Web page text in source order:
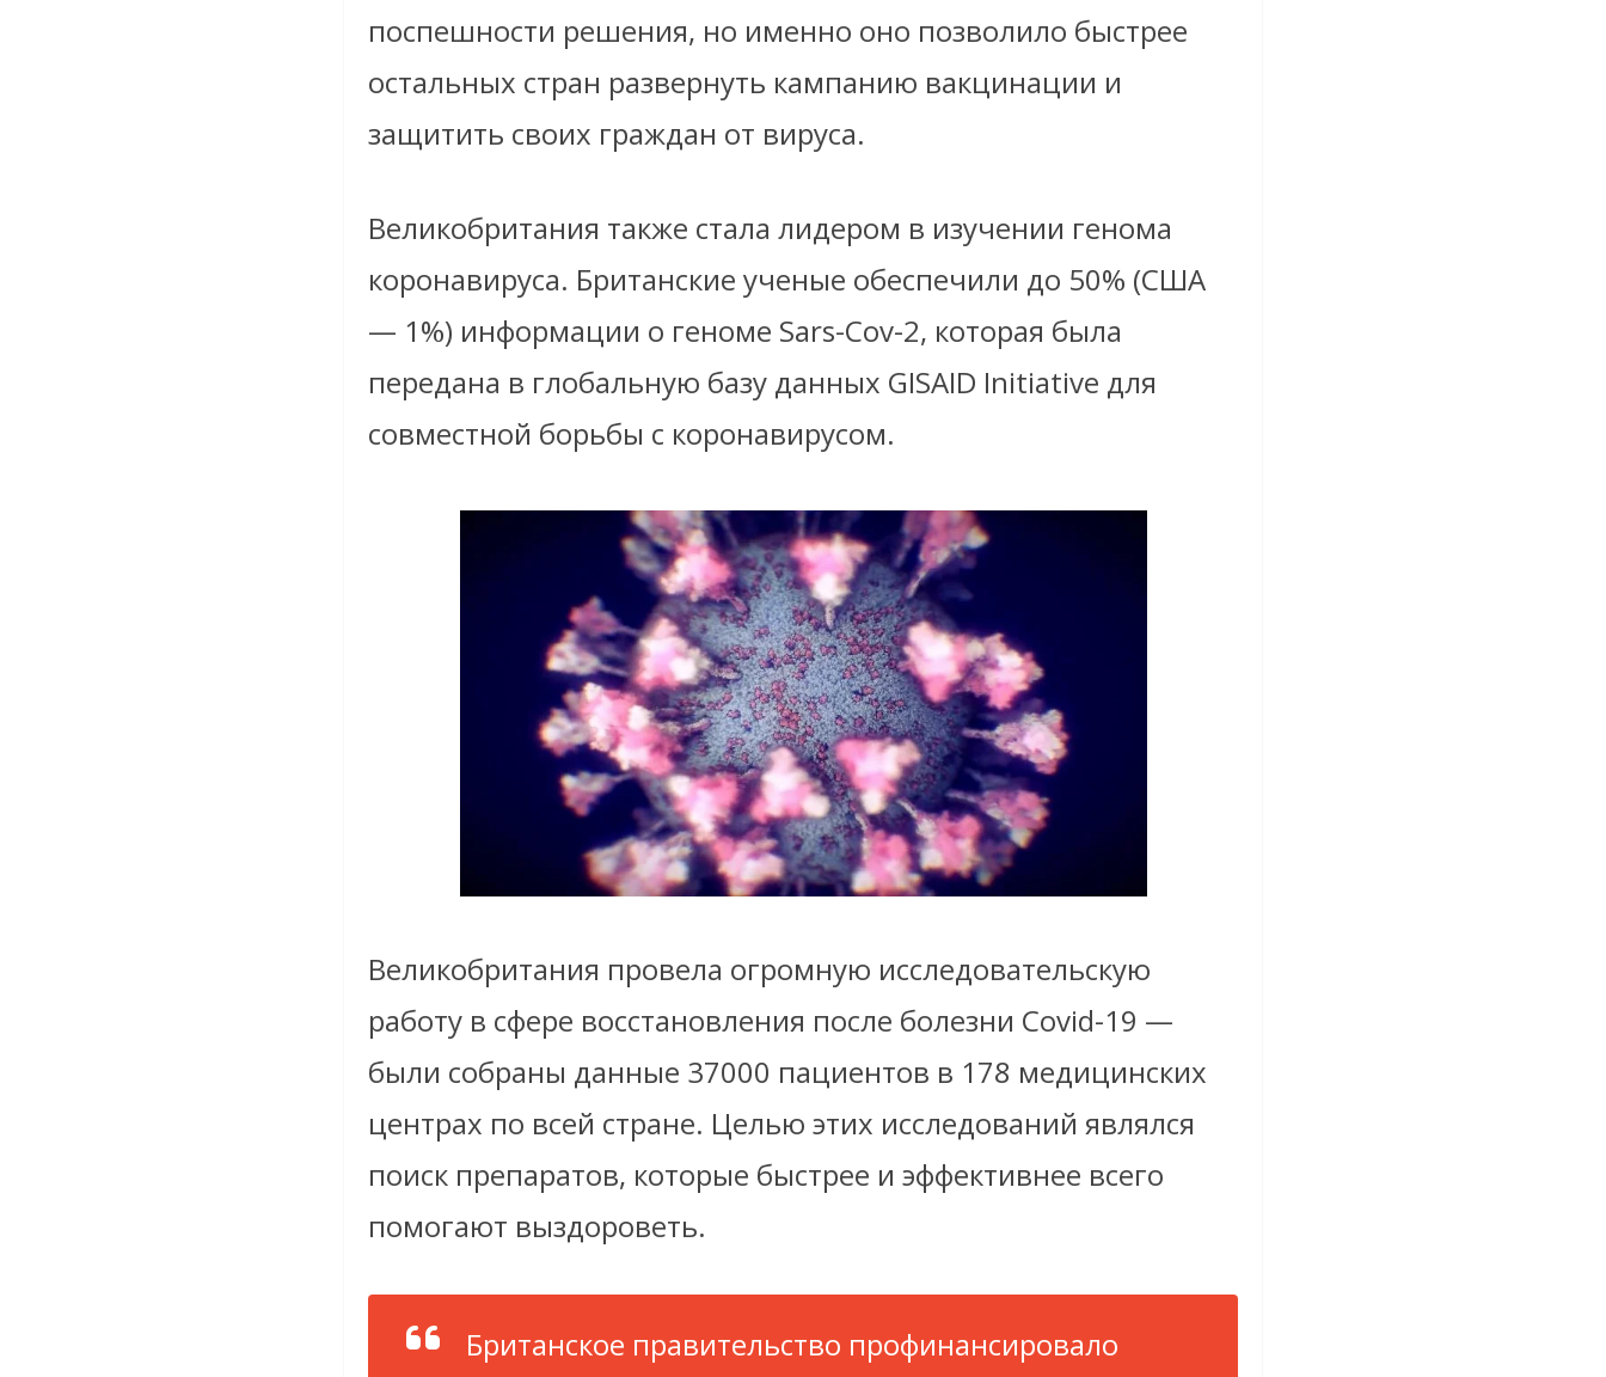
поспешности решения, но именно оно позволило быстрее
остальных стран развернуть кампанию вакцинации и
защитить своих граждан от вируса.
Великобритания также стала лидером в изучении генома
коронавируса. Британские ученые обеспечили до 50% (США
— 1%) информации о геноме Sars-Cov-2, которая была
передана в глобальную базу данных GISAID Initiative для
совместной борьбы с коронавирусом.
Великобритания провела огромную исследовательскую
работу в сфере восстановления после болезни Covid-19 —
были собраны данные 37000 пациентов в 178 медицинских
центрах по всей стране. Целью этих исследований являлся
поиск препаратов, которые быстрее и эффективнее всего
помогают выздороветь.
Британское правительство профинансировало